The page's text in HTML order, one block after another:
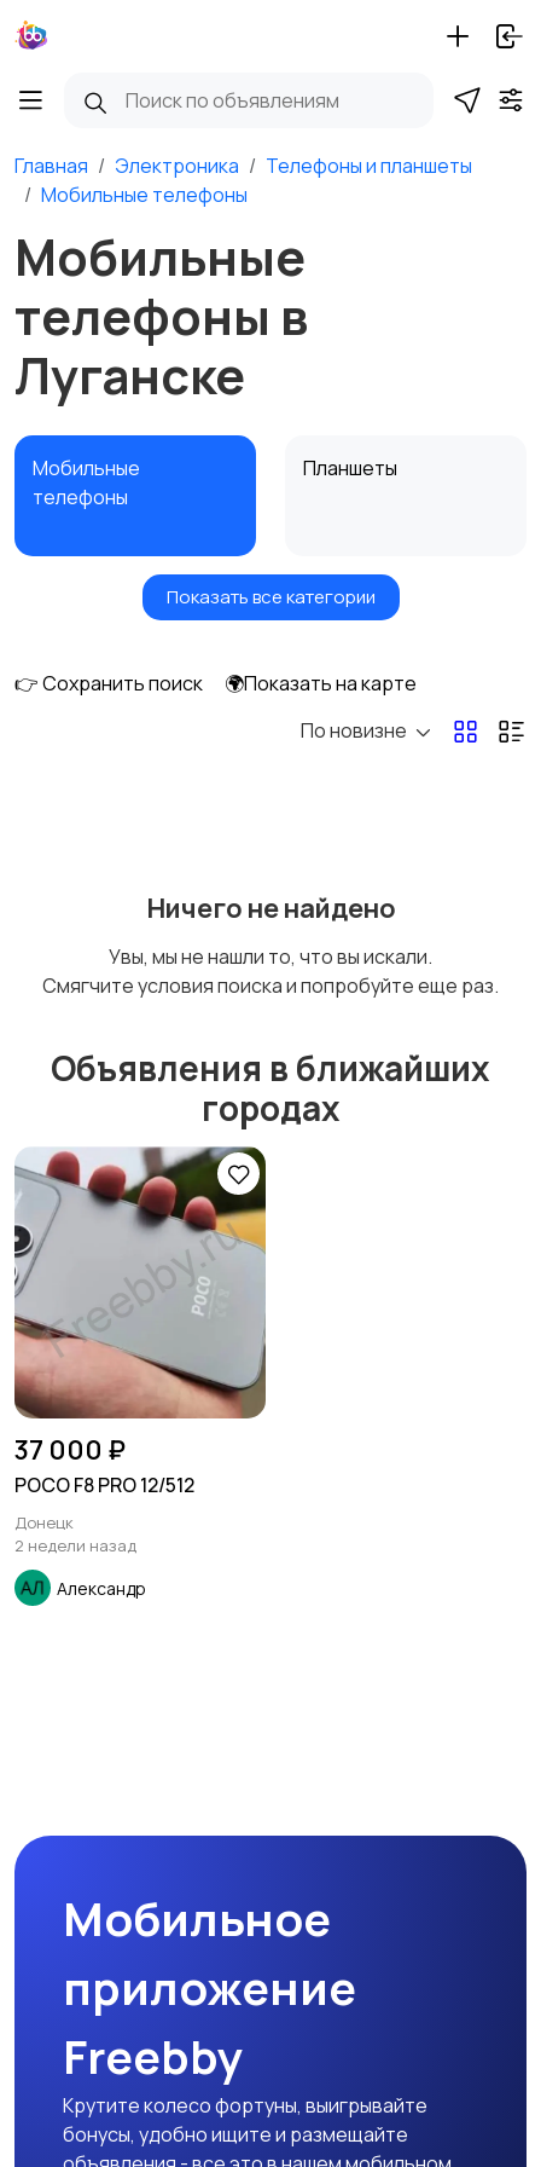
Главная Электроника
Телефоны и планшеты
Мобильные телефоны
Мобильные
телефоны в
Луганске
Мобильные
телефоны
Планшеты
Умные часы и
Стационарные
Запчасти
аккумуляторы
Показать все категории
👉 Сохранить поиск
🌍Показать на карте
По новизне
Ничего не найдено
Увы, мы не нашли то, что вы искали.
Смягчите условия поиска и попробуйте еще раз.
Объявления в ближайших
городах
37 000 ₽
POCO F8 PRO 12/512
Донецк
2 недели назад
Александр
Мобильное
приложение
Freebby
Крутите колесо фортуны, выигрывайте
бонусы, удобно ищите и размещайте